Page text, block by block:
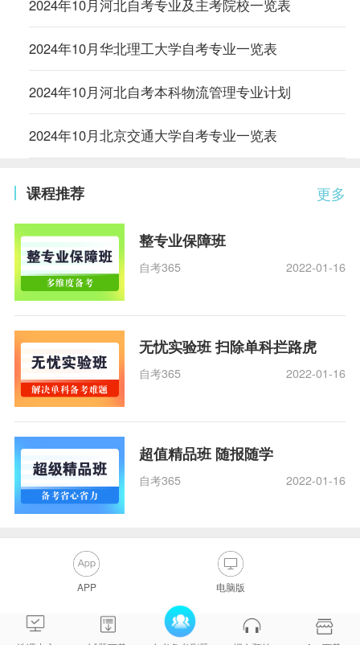
2024年10月河北自考专业及主考院校一览表
2024年10月华北理工大学自考专业一览表
2024年10月河北自考本科物流管理专业计划
2024年10月北京交通大学自考专业一览表
更多
课程推荐
整专业保障班
自考365 2022-01-16
无忧实验班 扫除单科拦路虎
自考365 2022-01-16
超值精品班 随报随学
自考365 2022-01-16
APP 电脑版